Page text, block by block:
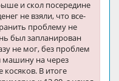
и скол посередине
не взяли, что все-
проблему не
был запланирован
не мог, без проблем
машину на через
косяков. В итоге